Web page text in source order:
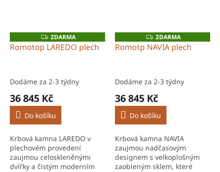
Z
D
A
ZDARMA
Romotop LAREDO plech
Dodáme za 2-3 týdny
36 845 Kč
Do košíku
Krbová kamna LAREDO v
plechovém provedení
zaujmou celoskleněnými
dvířky a čistým moderním
Z
D
A
ZDARMA
Romotp NAVIA plech
Dodáme za 2-3 týdny
36 845 Kč
Do košíku
Krbová kamna NAVIA
zaujmou nadčasovým
designem s velkoplošným
zaobleným sklem, které